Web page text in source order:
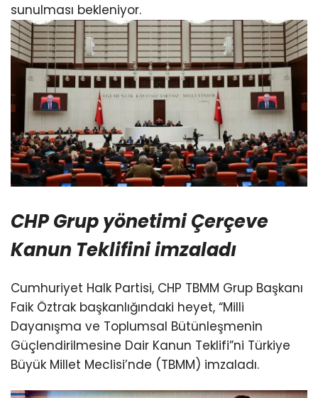
sunulması bekleniyor.
CHP Grup yönetimi Çerçeve
Kanun Teklifini imzaladı
Cumhuriyet Halk Partisi, CHP TBMM Grup Başkanı
Faik Öztrak başkanlığındaki heyet, “Milli
Dayanışma ve Toplumsal Bütünleşmenin
Güçlendirilmesine Dair Kanun Teklifi”ni Türkiye
Büyük Millet Meclisi’nde (TBMM) imzaladı.